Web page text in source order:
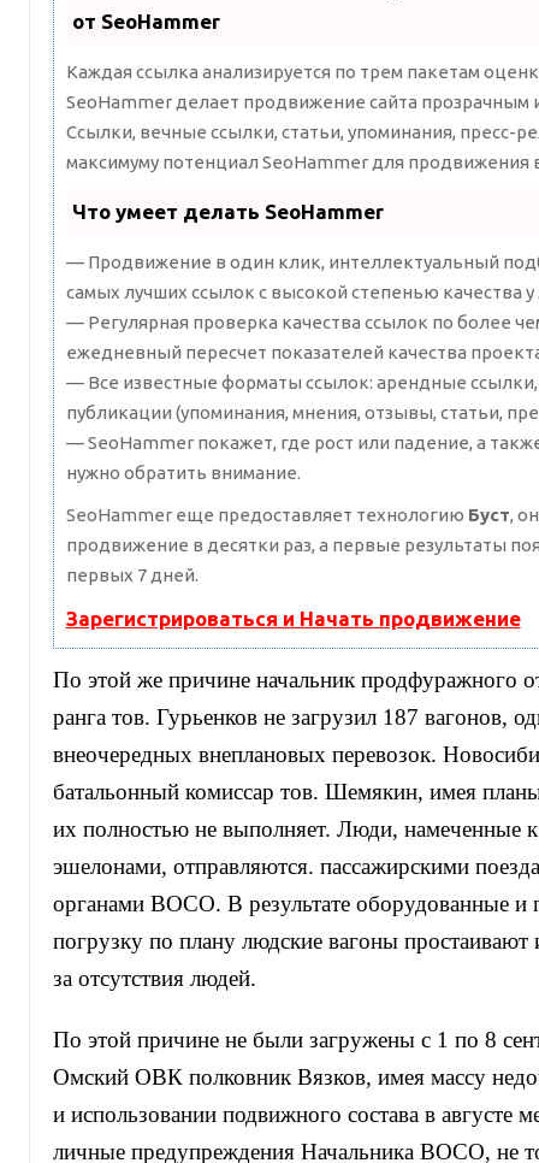
от SeoHammer
Каждая ссылка анализируется по трем пакетам
SeoHammer делает продвижение сайта прозрачным
Ссылки, вечные ссылки, статьи, упоминания, пресс-
максимуму потенциал SeoHammer для продвижения
Что умеет делать SeoHammer
— Продвижение в один клик, интеллектуальный
самых лучших ссылок с высокой степенью качества
— Регулярная проверка качества ссылок по более
ежедневный пересчет показателей качества
— Все известные форматы ссылок: арендные
публикации (упоминания, мнения, отзывы, статьи,
— SeoHammer покажет, где рост или падение, а
нужно обратить внимание.
SeoHammer еще предоставляет технологию Буст,
продвижение в десятки раз, а первые результаты
первых 7 дней.
Зарегистрироваться и Начать продвижение
По этой же причине начальник продфуражного
ранга тов. Гурьенков не загрузил 187 вагонов,
внеочередных внеплановых перевозок.
батальонный комиссар тов. Шемякин, имея
их полностью не выполняет. Люди, намеченные
эшелонами, отправляются. пассажирскими
органами ВОСО. В результате оборудованные и
погрузку по плану людские вагоны простаивают
за отсутствия людей.
По этой причине не были загружены с 1 по 8
Омский ОВК полковник Вязков, имея массу
и использовании подвижного состава в августе
личные предупреждения Начальника ВОСО, не